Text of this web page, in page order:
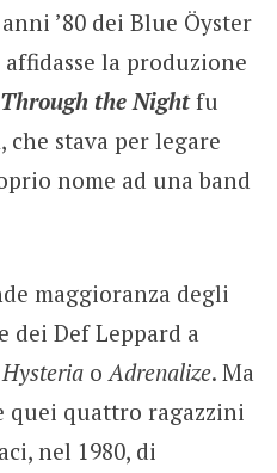
’80 dei Blue Öyster
la produzione
the Nightfu
stava per legare
nome ad una band
maggioranza degli
Def Leppard a
Hysteriao Adrenalize. Ma
quei quattro ragazzini
nel 1980, di